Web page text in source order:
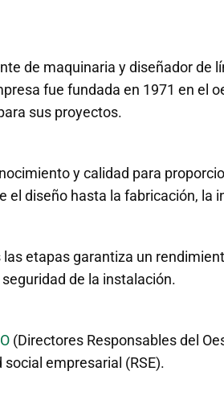
de maquinaria y diseñador de
fue fundada en 1971 en el
sus proyectos.
y calidad para
el diseño hasta la fabricación, la
etapas garantiza un
de la instalación.
(Directores Responsables del
empresarial (RSE).